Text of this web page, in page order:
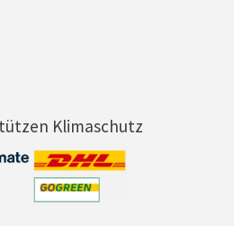
Klimaschutz